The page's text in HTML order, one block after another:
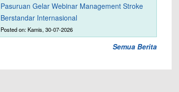
Pasuruan Gelar Webinar Management Stroke
Berstandar Internasional
Posted on: Kamis, 30-07-2026
Semua Berita